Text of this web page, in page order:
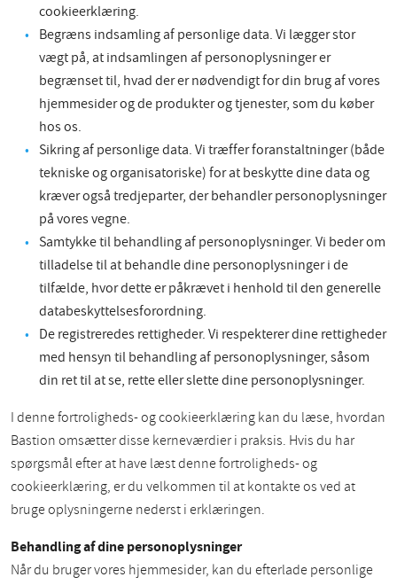
cookieerklæring.
Begræns indsamling af personlige data. Vi lægger stor
vægt på, at indsamlingen af personoplysninger er
begrænset til, hvad der er nødvendigt for din brug af vores
hjemmesider og de produkter og tjenester, som du køber
hos os.
Sikring af personlige data. Vi træffer foranstaltninger (både
tekniske og organisatoriske) for at beskytte dine data og
kræver også tredjeparter, der behandler personoplysninger
på vores vegne.
Samtykke til behandling af personoplysninger. Vi beder om
tilladelse til at behandle dine personoplysninger i de
tilfælde, hvor dette er påkrævet i henhold til den generelle
databeskyttelsesforordning.
De registreredes rettigheder. Vi respekterer dine rettigheder
med hensyn til behandling af personoplysninger, såsom
din ret til at se, rette eller slette dine personoplysninger.
I denne fortroligheds- og cookieerklæring kan du læse, hvordan
Bastion omsætter disse kerneværdier i praksis. Hvis du har
spørgsmål efter at have læst denne fortroligheds- og
cookieerklæring, er du velkommen til at kontakte os ved at
bruge oplysningerne nederst i erklæringen.
Behandling af dine personoplysninger
Når du bruger vores hjemmesider, kan du efterlade personlige